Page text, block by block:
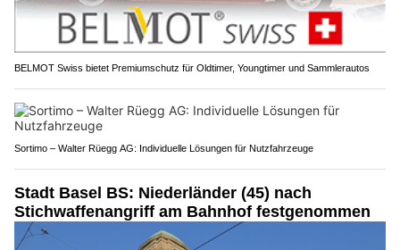
BELMOT Swiss bietet Premiumschutz für Oldtimer, Youngtimer und Sammlerautos
Sortimo – Walter Rüegg AG: Individuelle Lösungen für Nutzfahrzeuge
Stadt Basel BS: Niederländer (45) nach
Stichwaffenangriff am Bahnhof festgenommen